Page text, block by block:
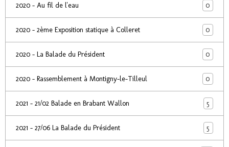
2020 - Au fil de l'eau 0
2020 - 2ème Exposition statique à Colleret 0
2020 - La Balade du Président 0
2020 - Rassemblement à Montigny-le-Tilleul 0
2021 - 21/02 Balade en Brabant Wallon 5
2021 - 27/06 La Balade du Président 5